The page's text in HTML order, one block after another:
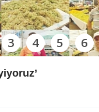
3 4 5 6